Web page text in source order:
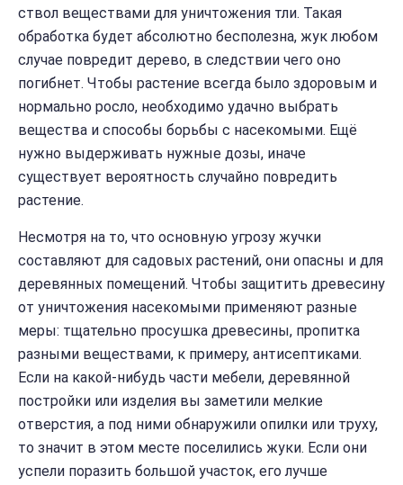
ствол веществами для уничтожения тли. Такая
обработка будет абсолютно бесполезна, жук любом
случае повредит дерево, в следствии чего оно
погибнет. Чтобы растение всегда было здоровым и
нормально росло, необходимо удачно выбрать
вещества и способы борьбы с насекомыми. Ещё
нужно выдерживать нужные дозы, иначе
существует вероятность случайно повредить
растение.
Несмотря на то, что основную угрозу жучки
составляют для садовых растений, они опасны и для
деревянных помещений. Чтобы защитить древесину
от уничтожения насекомыми применяют разные
меры: тщательно просушка древесины, пропитка
разными веществами, к примеру, антисептиками.
Если на какой-нибудь части мебели, деревянной
постройки или изделия вы заметили мелкие
отверстия, а под ними обнаружили опилки или труху,
то значит в этом месте поселились жуки. Если они
успели поразить большой участок, его лучше